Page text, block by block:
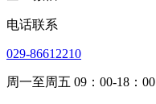
电话联系
029-86612210
周一至周五 09：00-18：00